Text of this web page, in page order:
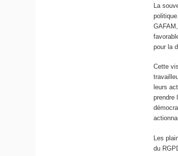
La
pour la
Cette
leurs
prendre
Les
du